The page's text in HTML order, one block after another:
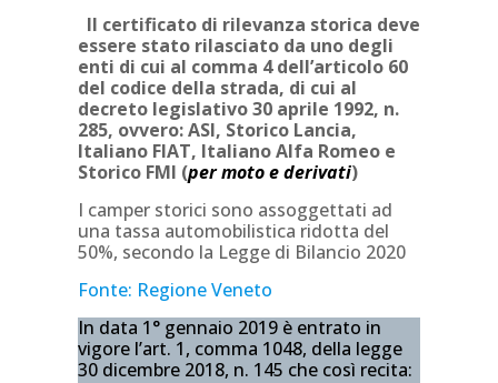
Il certificato di rilevanza storica deve
essere stato rilasciato da uno degli
enti di cui al comma 4 dell’articolo 60
del codice della strada, di cui al
decreto legislativo 30 aprile 1992, n.
285, ovvero: ASI, Storico Lancia,
Italiano FIAT, Italiano Alfa Romeo e
Storico FMI (per moto e derivati)
I camper storici sono assoggettati ad
una tassa automobilistica ridotta del
50%, secondo la Legge di Bilancio 2020
Fonte: Regione Veneto
In data 1° gennaio 2019 è entrato in
vigore l’art. 1, comma 1048, della legge
30 dicembre 2018, n. 145 che così recita: